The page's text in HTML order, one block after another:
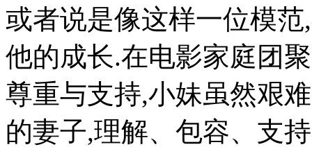
或者说是像这样一位模
他的成长.在电影家庭团
尊重与支持,小妹虽然艰
的妻子,理解、包容、支